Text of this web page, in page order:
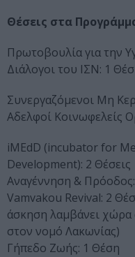
Θέσεις στα
Πρωτοβουλία για την
Διάλογοι του ΙΣΝ: 1
Συνεργαζόμενοι Μη
Αδελφοί Κοινωφελείς
iMEdD (incubator for
Development): 2 Θέσεις
Αναγέννηση &
Vamvakou Revival: 2
άσκηση λαμβάνει
στον νομό Λακωνίας)
Γήπεδο Ζωής: 1 Θέση